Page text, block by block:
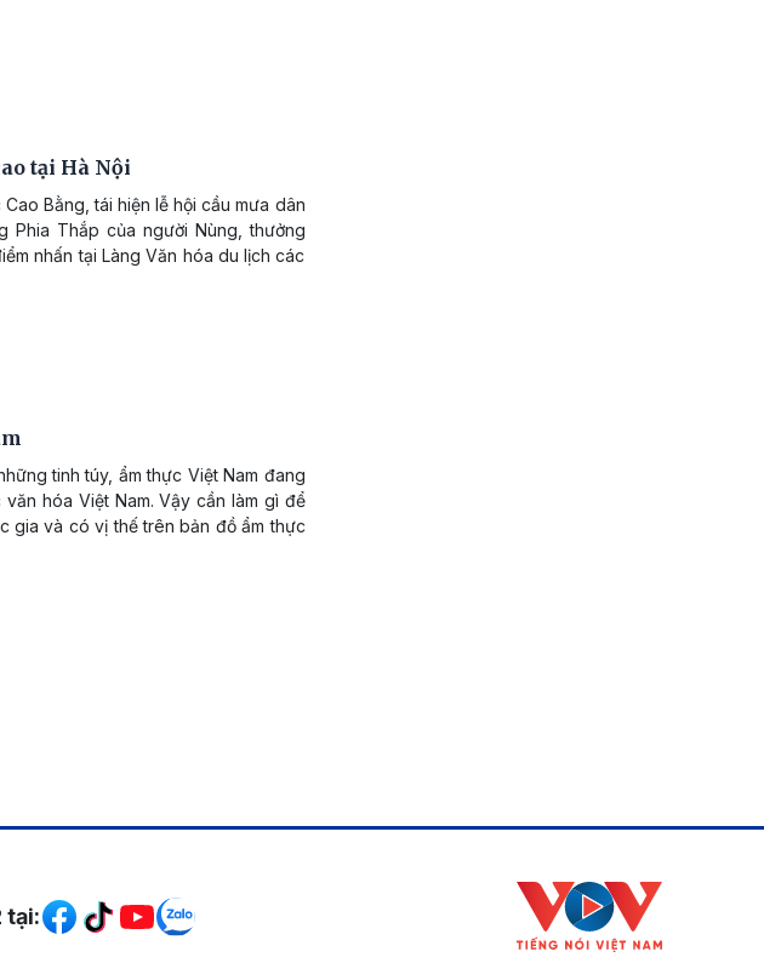
tại Hà Nội
Bằng, tái hiện lễ hội cầu mưa dân
Phia Thắp của người Nùng, thưởng
nhấn tại Làng Văn hóa du lịch các
tinh túy, ẩm thực Việt Nam đang
hóa Việt Nam. Vậy cần làm gì để
gia và có vị thế trên bản đồ ẩm thực
hội
tại: